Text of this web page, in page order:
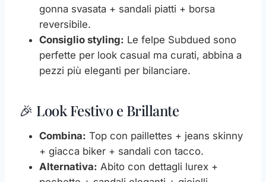
gonna svasata + sandali piatti + borsa
reversibile.
Consiglio styling: Le felpe Subdued sono
perfette per look casual ma curati, abbina a
pezzi più eleganti per bilanciare.
🎉 Look Festivo e Brillante
Combina: Top con paillettes + jeans skinny
+ giacca biker + sandali con tacco.
Alternativa: Abito con dettagli lurex +